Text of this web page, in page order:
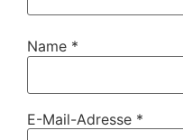
Name *
E-Mail-Adresse *